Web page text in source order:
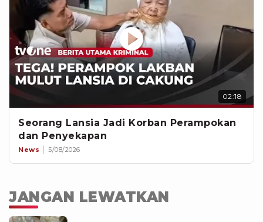
02:18
Seorang Lansia Jadi Korban Perampokan
dan Penyekapan
News 5/08/2026
JANGAN LEWATKAN